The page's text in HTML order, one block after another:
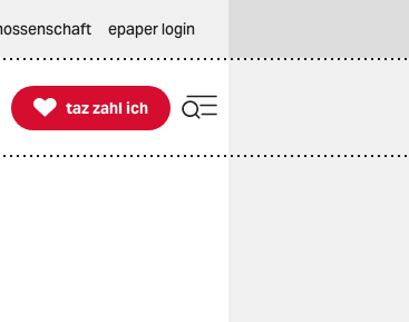
epaper login

taz zahl ich
taz zahl ich